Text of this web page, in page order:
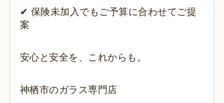
✔ 保険未加入でもご予算に合わせてご提
案
安心と安全を、これからも。
神栖市のガラス専門店